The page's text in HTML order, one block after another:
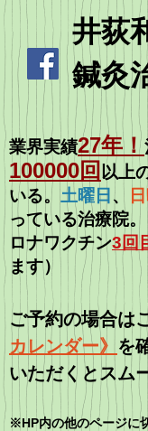
井荻
鍼灸
業界実績27年！
100000回 以上
いる。 土曜日 、
っている治療院
ロナワクチン3回
ます）
ご予約の場合は
カレンダー》 を
いただくとスム
​​※HP内の他のページに